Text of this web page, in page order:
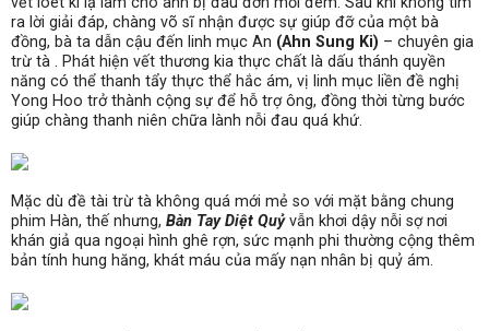
ra lời giải đáp, chàng võ sĩ nhận được sự giúp đỡ của một bà
đồng, bà ta dẫn cậu đến linh mục An (Ahn Sung Ki) – chuyên gia
trừ tà . Phát hiện vết thương kia thực chất là dấu thánh quyền
năng có thể thanh tẩy thực thể hắc ám, vị linh mục liền đề nghị
Yong Hoo trở thành cộng sự để hỗ trợ ông, đồng thời từng bước
giúp chàng thanh niên chữa lành nỗi đau quá khứ.
Mặc dù đề tài trừ tà không quá mới mẻ so với mặt bằng chung
phim Hàn, thế nhưng, Bàn Tay Diệt Quỷvẫn khơi dậy nỗi sợ nơi
khán giả qua ngoại hình ghê rợn, sức mạnh phi thường cộng thêm
bản tính hung hăng, khát máu của mấy nạn nhân bị quỷ ám.